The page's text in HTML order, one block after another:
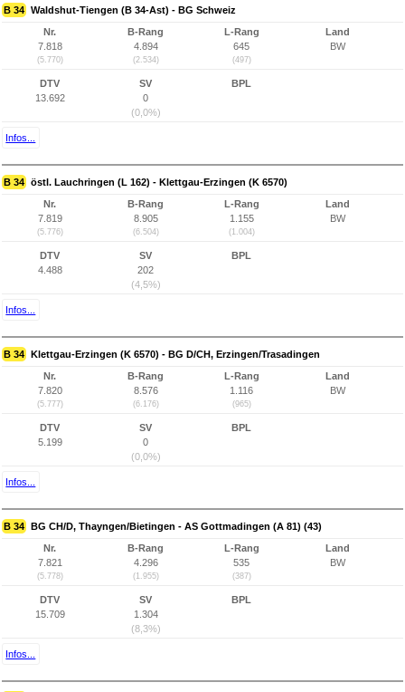
B 34 Waldshut-Tiengen (B 34-Ast) - BG Schweiz
Nr.
7.818
(5.770)
B-Rang
4.894
(2.534)
L-Rang
645
(497)
Land
BW
DTV
13.692
SV
0
(0,0%)
BPL
Infos...
B 34 östl. Lauchringen (L 162) - Klettgau-Erzingen (K 6570)
Nr.
7.819
(5.776)
B-Rang
8.905
(6.504)
L-Rang
1.155
(1.004)
Land
BW
DTV
4.488
SV
202
(4,5%)
BPL
Infos...
B 34 Klettgau-Erzingen (K 6570) - BG D/CH, Erzingen/Trasadingen
Nr.
7.820
(5.777)
B-Rang
8.576
(6.176)
L-Rang
1.116
(965)
Land
BW
DTV
5.199
SV
0
(0,0%)
BPL
Infos...
B 34 BG CH/D, Thayngen/Bietingen - AS Gottmadingen (A 81) (43)
Nr.
7.821
(5.778)
B-Rang
4.296
(1.955)
L-Rang
535
(387)
Land
BW
DTV
15.709
SV
1.304
(8,3%)
BPL
Infos...